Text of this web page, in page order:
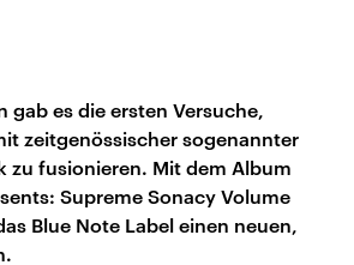
gab es die ersten Versuche,
zeitgenössischer sogenannter
zu fusionieren. Mit dem Album
Supreme Sonacy Volume
Blue Note Label einen neuen,